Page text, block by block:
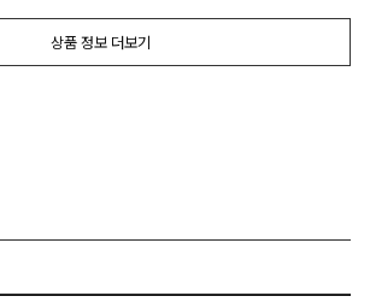
상품 정보 더보기